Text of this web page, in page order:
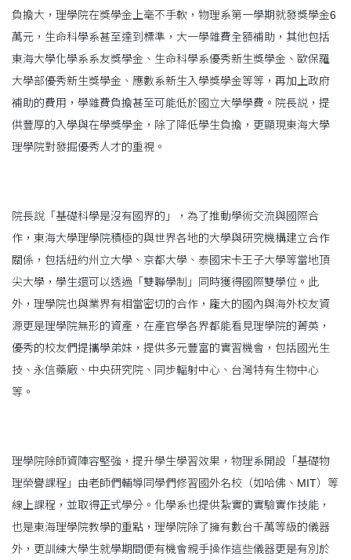
負擔大，理學院在獎學金上毫不手軟，物理系第一學期就發獎學金6
萬元，生命科學系甚至達到標準，大一學雜費全額補助，其他包括
東海大學化學系系友獎學金、生命科學系優秀新生獎學金、歐保羅
大學部優秀新生獎學金、應數系新生入學獎學金等等，再加上政府
補助的費用，學雜費負擔甚至可能低於國立大學學費。院長説，提
供豐厚的入學與在學獎學金，除了降低學生負擔，更顯現東海大學
理學院對發掘優秀人才的重視。
院長說「基礎科學是沒有國界的」，為了推動學術交流與國際合
作，東海大學理學院積極的與世界各地的大學與研究機構建立合作
關係，包括紐約州立大學、京都大學、泰國宋卡王子大學等當地頂
尖大學，學生還可以透過「雙聯學制」同時獲得國際雙學位。此
外，理學院也與業界有相當密切的合作，龐大的國內與海外校友資
源更是理學院無形的資產，在產官學各界都能看見理學院的菁英，
優秀的校友們提攜學弟妹，提供多元豐富的實習機會，包括國光生
技、永信藥廠、中央研究院、同步輻射中心、台灣特有生物中心
等。
理學院除師資陣容堅強，提升學生學習效果，物理系開設「基礎物
理榮譽課程」由老師們輔導同學們修習國外名校（如哈佛、MIT）等
線上課程，並取得正式學分。化學系也提供紮實的實驗實作技能，
也是東海理學院教學的重點，理學院除了擁有數台千萬等級的儀器
外，更訓練大學生就學期間便有機會親手操作這些儀器更是有別於